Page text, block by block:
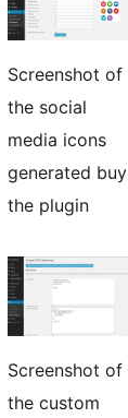
Screenshot of
the social
media icons
generated buy
the plugin
Screenshot of
the custom